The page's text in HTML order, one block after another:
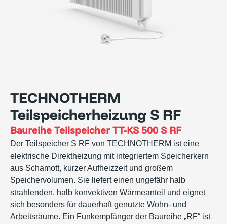
TECHNOTHERM
Teilspeicherheizung S RF
Baureihe Teilspeicher TT-KS 500 S RF
Der Teilspeicher S RF von TECHNOTHERM ist eine
elektrische Direktheizung mit integriertem Speicherkern
aus Schamott, kurzer Aufheizzeit und großem
Speichervolumen. Sie liefert einen ungefähr halb
strahlenden, halb konvektiven Wärmeanteil und eignet
sich besonders für dauerhaft genutzte Wohn- und
Arbeitsräume. Ein Funkempfänger der Baureihe „RF“ ist